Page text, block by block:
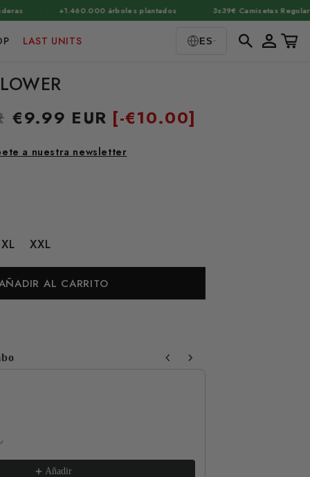
· +1.460.000 árboles plantados · 3x39€ Camisetas Regular Fit ·
LAST UNITS ES Iniciar
sesiónCarrito
Precio
oferta
€9.99 EUR [-€10.00]
a nuestra newsletter
XL XXL
AL CARRITO
Next buttons to navigate through product recommendations,
Añadir